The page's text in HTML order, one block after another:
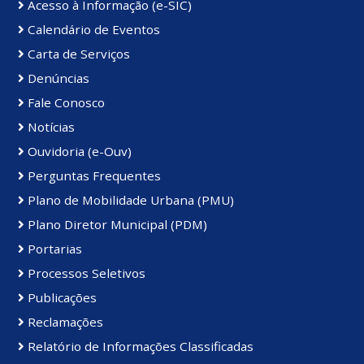
Acesso à Informação (e-SIC)
Calendário de Eventos
Carta de Serviços
Denúncias
Fale Conosco
Notícias
Ouvidoria (e-Ouv)
Perguntas Frequentes
Plano de Mobilidade Urbana (PMU)
Plano Diretor Municipal (PDM)
Portarias
Processos Seletivos
Publicações
Reclamações
Relatório de Informações Classificadas